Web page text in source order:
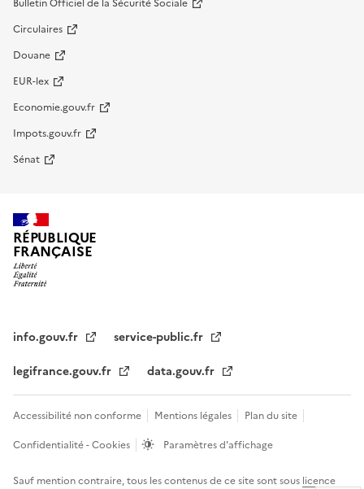
Bulletin Officiel de la Sécurité Sociale
Circulaires
Douane
EUR-lex
Economie.gouv.fr
Impots.gouv.fr
Sénat
RÉPUBLIQUE
FRANÇAISE
info.gouv.fr
service-public.fr
legifrance.gouv.fr
data.gouv.fr
Accessibilité non conforme Mentions légales
Plan du site
Confidentialité - Cookies
Paramètres d'affichage
Sauf mention contraire, tous les contenus de ce site sont sous licence